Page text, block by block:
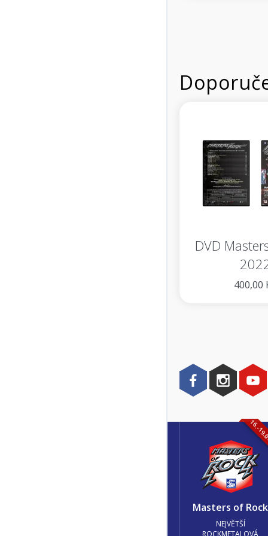
DVD
400,00
16.-
Masters of Rock
NEJVĚTŠÍ
ROCKMETALOVÁ